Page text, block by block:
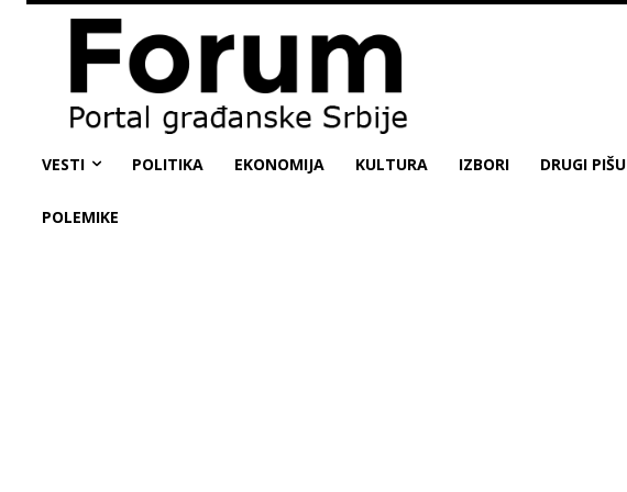
VESTI POLITIKA EKONOMIJA KULTURA IZBORI DRUGI PIŠU
POLEMIKE